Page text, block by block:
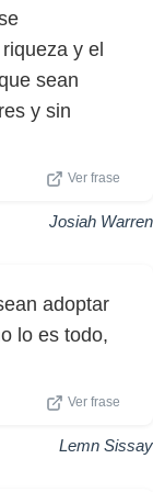
y el
sean
y sin
Ver frase
Josiah Warren
adoptar
lo es todo,
Ver frase
Lemn Sissay